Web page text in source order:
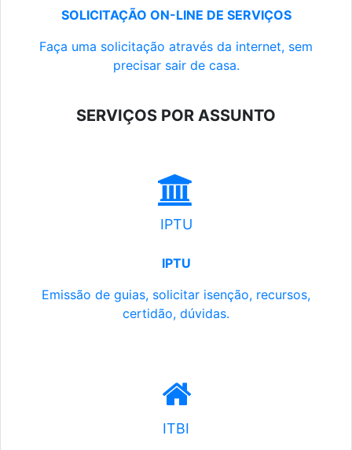
SOLICITAÇÃO ON-LINE DE SERVIÇOS
Faça uma solicitação através da internet, sem
precisar sair de casa.
SERVIÇOS POR ASSUNTO
IPTU
IPTU
Emissão de guias, solicitar isenção, recursos,
certidão, dúvidas.
ITBI